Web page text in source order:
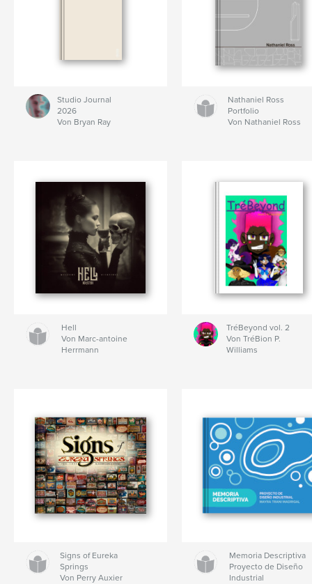
Studio Journal
2026
Von Bryan Ray
Nathaniel Ross
Portfolio
Von Nathaniel Ross
Hell
Von Marc-antoine
Herrmann
TréBeyond vol. 2
Von TréBion P.
Williams
Signs of Eureka
Springs
Von Perry Auxier
Memoria Descriptiva
Proyecto de Diseño
Industrial